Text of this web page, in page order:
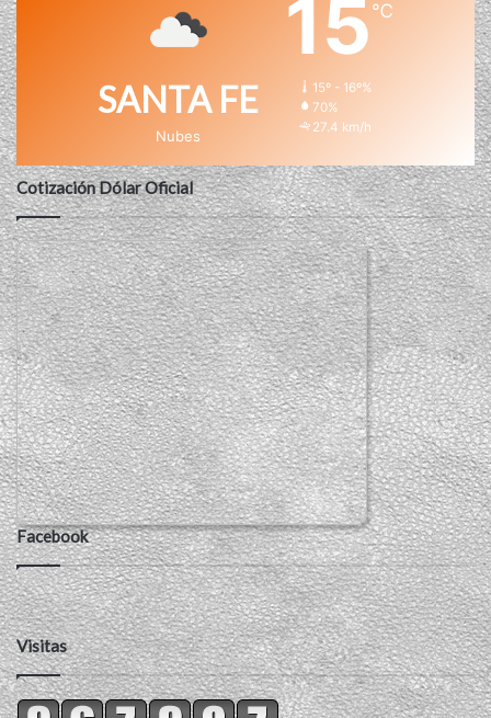
SANTA FE
Nubes
15 ℃
15º - 16º%
70%
27.4 km/h
Cotización Dólar Oficial
Facebook
Visitas